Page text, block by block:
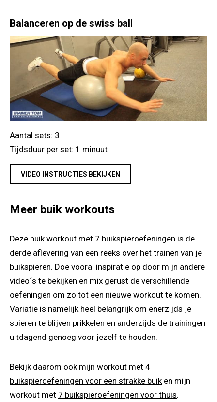
Balanceren op de swiss ball
Aantal sets: 3
Tijdsduur per set: 1 minuut
VIDEO INSTRUCTIES BEKIJKEN
Meer buik workouts
Deze buik workout met 7 buikspieroefeningen is de
derde aflevering van een reeks over het trainen van je
buikspieren. Doe vooral inspiratie op door mijn andere
video´s te bekijken en mix gerust de verschillende
oefeningen om zo tot een nieuwe workout te komen.
Variatie is namelijk heel belangrijk om enerzijds je
spieren te blijven prikkelen en anderzijds de trainingen
uitdagend genoeg voor jezelf te houden.
Bekijk daarom ook mijn workout met 4
buikspieroefeningen voor een strakke buiken mijn
workout met 7 buikspieroefeningen voor thuis.